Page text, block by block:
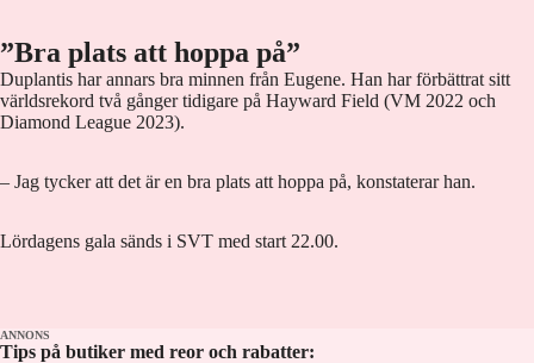
”Bra plats att hoppa på”
Duplantis har annars bra minnen från Eugene. Han har förbättrat sitt
världsrekord två gånger tidigare på Hayward Field (VM 2022 och
Diamond League 2023).
– Jag tycker att det är en bra plats att hoppa på, konstaterar han.
Lördagens gala sänds i SVT med start 22.00.
ANNONS
Tips på butiker med reor och rabatter: